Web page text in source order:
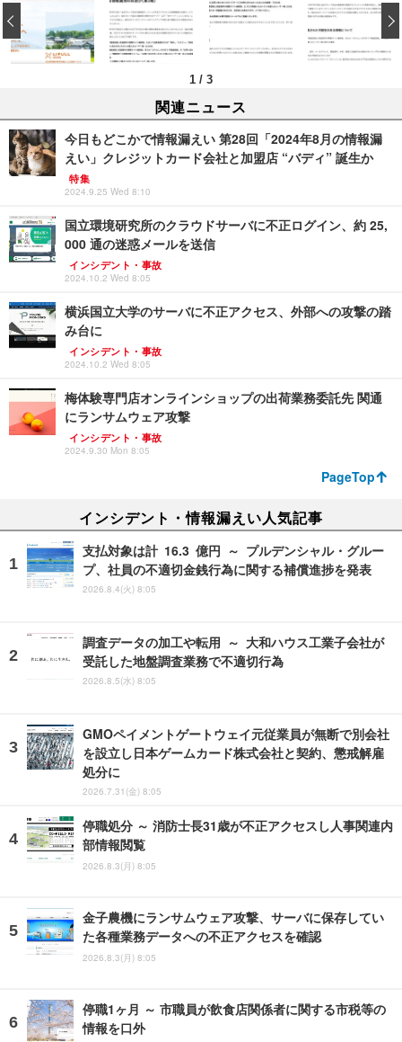
1 / 3
‹
関連ニュース
今日もどこかで情報漏えい 第28回「2024年8月の情報漏
えい」クレジットカード会社と加盟店 “バディ” 誕生か
特集
2024.9.25 Wed 8:10
国立環境研究所のクラウドサーバに不正ログイン、約 25,
000 通の迷惑メールを送信
インシデント・事故
2024.10.2 Wed 8:05
横浜国立大学のサーバに不正アクセス、外部への攻撃の踏
み台に
インシデント・事故
2024.10.2 Wed 8:05
梅体験専門店オンラインショップの出荷業務委託先 関通
にランサムウェア攻撃
インシデント・事故
2024.9.30 Mon 8:05
PageTop
インシデント・情報漏えい人気記事
支払対象は計 16.3 億円 ～ プルデンシャル・グルー
プ、社員の不適切金銭行為に関する補償進捗を発表
2026.8.4(火) 8:05
調査データの加工や転用 ～ 大和ハウス工業子会社が
受託した地盤調査業務で不適切行為
2026.8.5(水) 8:05
GMOペイメントゲートウェイ元従業員が無断で別会社
を設立し日本ゲームカード株式会社と契約、懲戒解雇
処分に
2026.7.31(金) 8:05
停職処分 ～ 消防士長31歳が不正アクセスし人事関連内
部情報閲覧
2026.8.3(月) 8:05
金子農機にランサムウェア攻撃、サーバに保存してい
た各種業務データへの不正アクセスを確認
2026.8.3(月) 8:05
停職1ヶ月 ～ 市職員が飲食店関係者に関する市税等の
情報を口外